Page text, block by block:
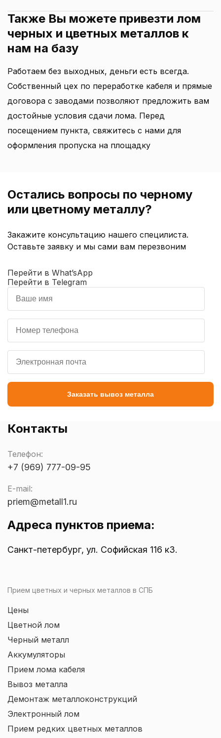
Также Вы можете привезти лом
черных и цветных металлов к
нам на базу
Работаем без выходных, деньги есть всегда.
Собственный цех по переработке кабеля и прямые
договора с заводами позволяют предложить вам
достойные условия сдачи лома. Перед
посещением пункта, свяжитесь с нами для
оформления пропуска на площадку
Остались вопросы по черному
или цветному металлу?
Закажите консультацию нашего специлиста.
Оставьте заявку и мы сами вам перезвоним
Перейти в What’sApp
Перейти в Telegram
Заказать вывоз металла
Контакты
Телефон:
+7 (969) 777-09-95
E-mail:
priem@metall1.ru
Адреса пунктов приема:
Санкт-петербург, ул. Софийская 116 к3.
Цены
Цветной лом
Черный металл
Аккумуляторы
Прием лома кабеля
Вывоз металла
Демонтаж металлоконструкций
Электронный лом
Прием редких цветных металлов
Прием цветных и черных металлов в СПБ